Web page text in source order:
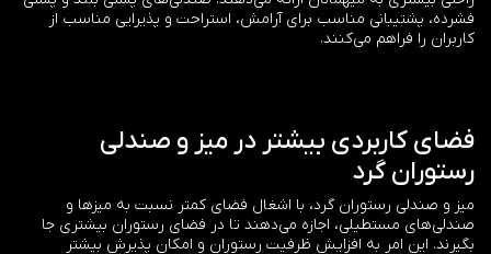
فشرده، پشتیبانی مناسب برای آرامش، استراحت و پذیرایی مناسب از
کاربران را فراهم می‌کنند.
فضای کاربردی بیشتر در میز و صندلی
رستوران گرد
میز و صندلی رستوران گرد، با اشغال فضای کمتر نسبت به میزها و
صندلی‌های مستطیلی، اجازه می‌دهند تا در فضای رستوران بیشتری جا
بگیرند. این امر به افزایش ظرفیت رستوران و امکان پذیرش بیشتر